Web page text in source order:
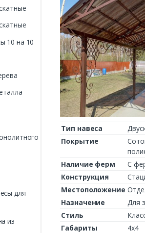
Тип навеса
Покрытие
Наличие ферм
С
Конструкция
Местоположение
Назначение
Для
Стиль
Габариты
4х4
10 на 10
для
из